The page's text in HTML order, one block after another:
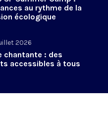
au rythme de la
écologique
2026
chantante : des
accessibles à tous